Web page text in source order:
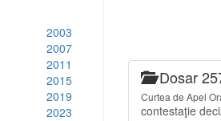
2003
2007
2011
2015
2019
2023
Dosar
Curtea de Apel
contestaţie